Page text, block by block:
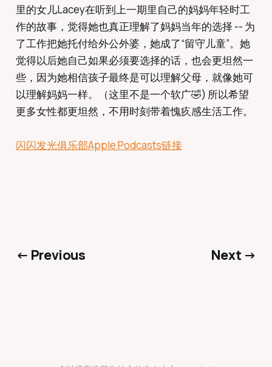
里的女儿Lacey在听到上一期里自己的妈妈年轻时工
作的故事，觉得她也真正理解了妈妈当年的选择 -- 为
了工作把她托付给外公外婆，她成了“留守儿童”。她
觉得以后她自己如果必须要选择的话，也会更坦然一
些，因为她相信孩子最终是可以理解父母，就像她可
以理解妈妈一样。（这里不是一个软广🤣) 所以希望
更多女性都更坦然，不用时刻带着愧疚感生活工作。
闪闪发光俱乐部Apple Podcasts链接
← Previous Next →